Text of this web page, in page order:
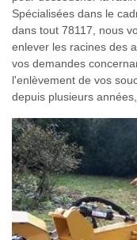
Spécialisées dans le
dans tout 78117, nous
enlever les racines des
vos demandes
l'enlèvement de vos
depuis plusieurs